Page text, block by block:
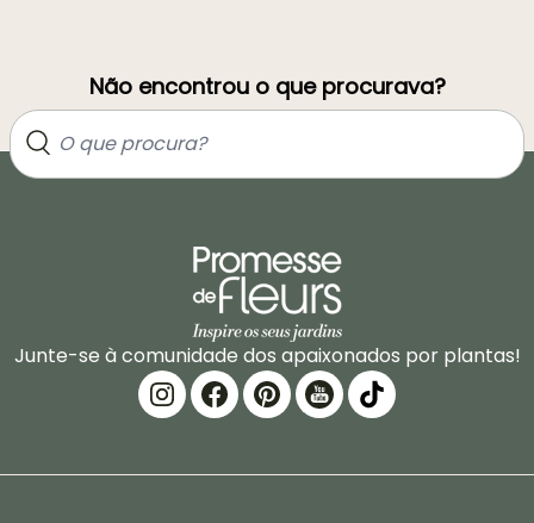
Não encontrou o que procurava?
Junte-se à comunidade dos apaixonados por plantas!